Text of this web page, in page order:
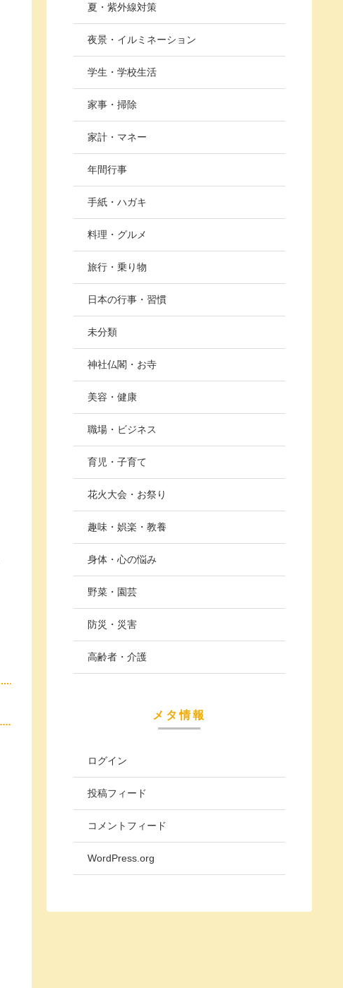
夏・紫外線対策
夜景・イルミネーション
学生・学校生活
家事・掃除
家計・マネー
年間行事
手紙・ハガキ
料理・グルメ
旅行・乗り物
日本の行事・習慣
未分類
神社仏閣・お寺
美容・健康
職場・ビジネス
育児・子育て
花火大会・お祭り
趣味・娯楽・教養
身体・心の悩み
野菜・園芸
防災・災害
高齢者・介護
メタ情報
ログイン
投稿フィード
コメントフィード
WordPress.org